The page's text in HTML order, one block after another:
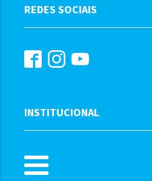
REDES SOCIAIS
INSTITUCIONAL